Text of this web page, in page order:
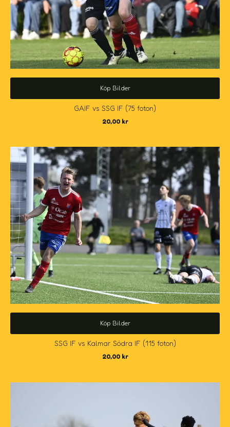
Köp Bilder
GAIF vs SSG IF (75 foton)
20,00 kr
Köp Bilder
SSG IF vs Kalmar Södra IF (115 foton)
20,00 kr